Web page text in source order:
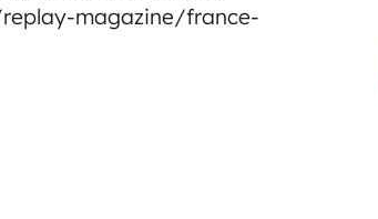
magazine/france-